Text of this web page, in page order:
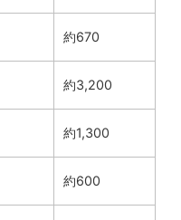
約670
約3,200
約1,300
約600